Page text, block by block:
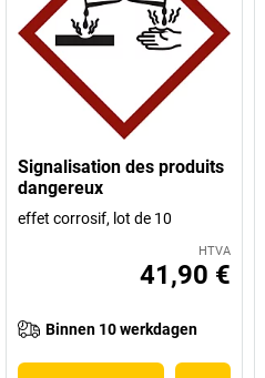
Signalisation des produits
dangereux
effet corrosif, lot de 10
HTVA
41,90 €
Binnen 10 werkdagen